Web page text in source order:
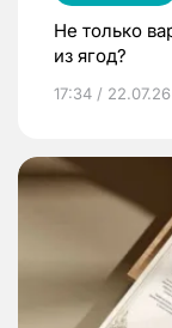
Не только
из ягод?
17:34 / 22.07.26